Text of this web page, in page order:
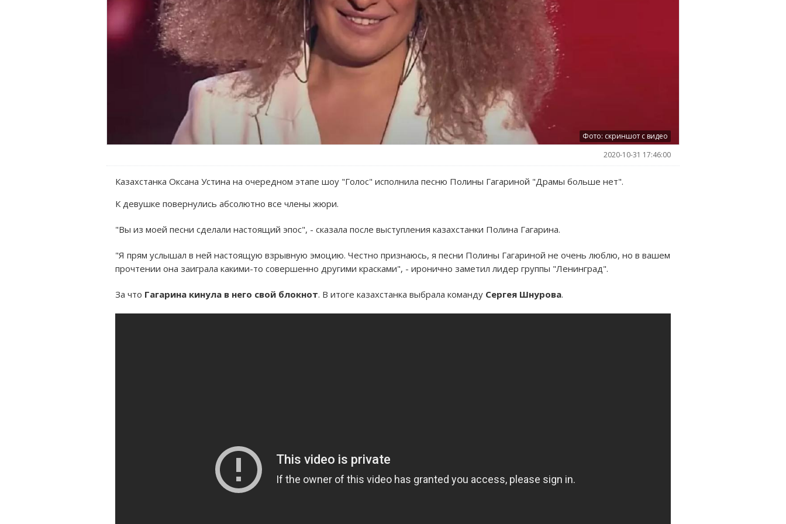
Фото: скриншот с видео
2020-10-31 17:46:00
Казахстанка Оксана Устина на очередном этапе шоу "Голос" исполнила песню Полины Гагариной "Драмы больше нет".
К девушке повернулись абсолютно все члены жюри.
"Вы из моей песни сделали настоящий эпос", - сказала после выступления казахстанки Полина Гагарина.
"Я прям услышал в ней настоящую взрывную эмоцию. Честно признаюсь, я песни Полины Гагариной не очень люблю, но в вашем
прочтении она заиграла какими-то совершенно другими красками", - иронично заметил лидер группы "Ленинград".
За что Гагарина кинула в него свой блокнот. В итоге казахстанка выбрала команду Сергея Шнурова.